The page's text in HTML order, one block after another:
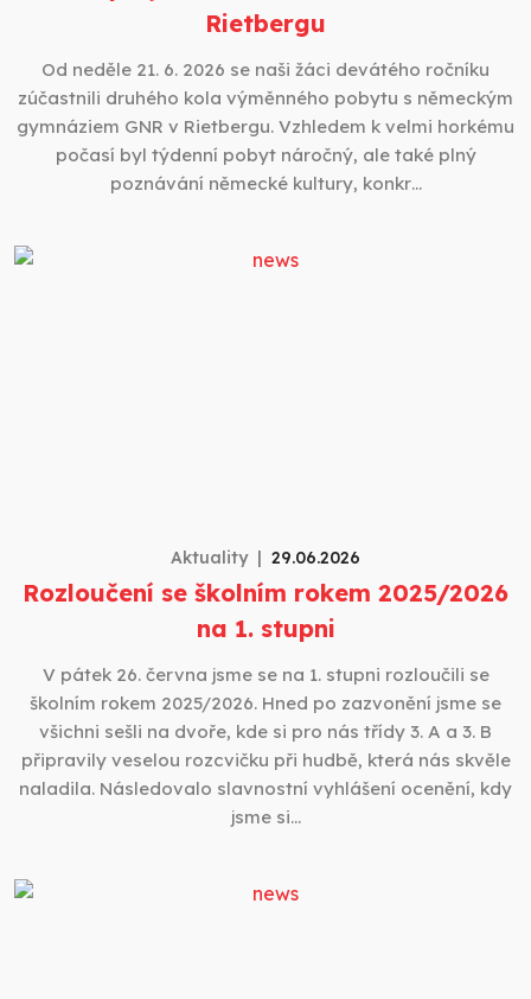
Rietbergu
Od neděle 21. 6. 2026 se naši žáci devátého ročníku
zúčastnili druhého kola výměnného pobytu s německým
gymnáziem GNR v Rietbergu. Vzhledem k velmi horkému
počasí byl týdenní pobyt náročný, ale také plný
poznávání německé kultury, konkr…
Aktuality 29.06.2026
Rozloučení se školním rokem 2025/2026
na 1. stupni
V pátek 26. června jsme se na 1. stupni rozloučili se
školním rokem 2025/2026. Hned po zazvonění jsme se
všichni sešli na dvoře, kde si pro nás třídy 3. A a 3. B
připravily veselou rozcvičku při hudbě, která nás skvěle
naladila. Následovalo slavnostní vyhlášení ocenění, kdy
jsme si…